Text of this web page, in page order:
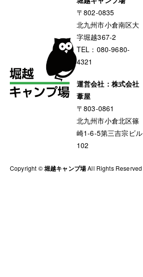
〒802-0835
北九州市小倉南区大
字堀越367-2
TEL： 080-9680-
4321
運営会社：株式会社
葦屋
〒803-0861
北九州市小倉北区篠
崎1-6-5第三吉宗ビル
102
Copyright ©堀越キャンプ場All Rights Reserved